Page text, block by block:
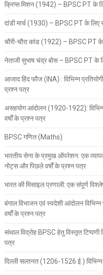
क्रिप्स मिशन (1942) – BPSC PT के
दांडी मार्च (1930) – BPSC PT के लिए
चौरी-चौरा कांड (1922) – BPSC PT के
नेताजी सुभाष चंद्र बोस – BPSC PT के
आजाद हिंद फौज (INA) : विभिन्न
प्रश्न पत्र
असहयोग आंदोलन (1920-1922): विभिन्न
वर्षों के प्रश्न पत्र
BPSC गणित (Maths)
भारतीय सेना के प्रमुख ऑपरेशन: एक व्यापक
नोट्स और पिछले वर्षों के प्रश्न पत्र
भारत की मिसाइल प्रणाली: एक संपूर्ण
बंगाल विभाजन एवं स्वदेशी आंदोलन विभिन्न
वर्षों के प्रश्न पत्र
संथाल विद्रोह BPSC हेतु विस्तृत टिप्पणी
पत्र
दिल्ली सल्तनत (1206-1526 ई.) विभिन्न